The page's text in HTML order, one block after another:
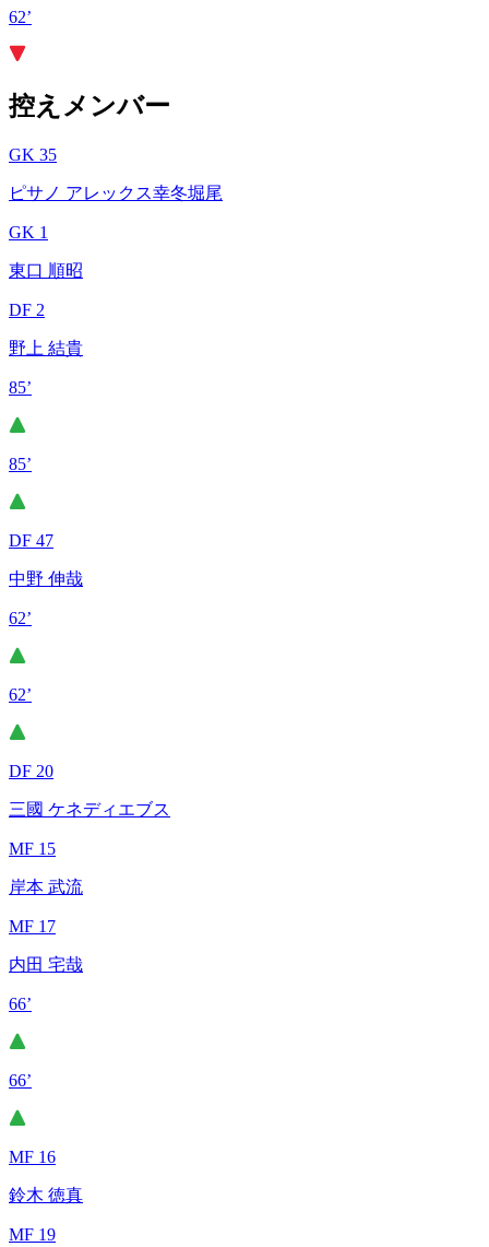
62’
控えメンバー
GK 35
ピサノ アレックス幸冬堀尾
GK 1
東口 順昭
DF 2
野上 結貴
85’
85’
DF 47
中野 伸哉
62’
62’
DF 20
三國 ケネディエブス
MF 15
岸本 武流
MF 17
内田 宅哉
66’
66’
MF 16
鈴木 徳真
MF 19